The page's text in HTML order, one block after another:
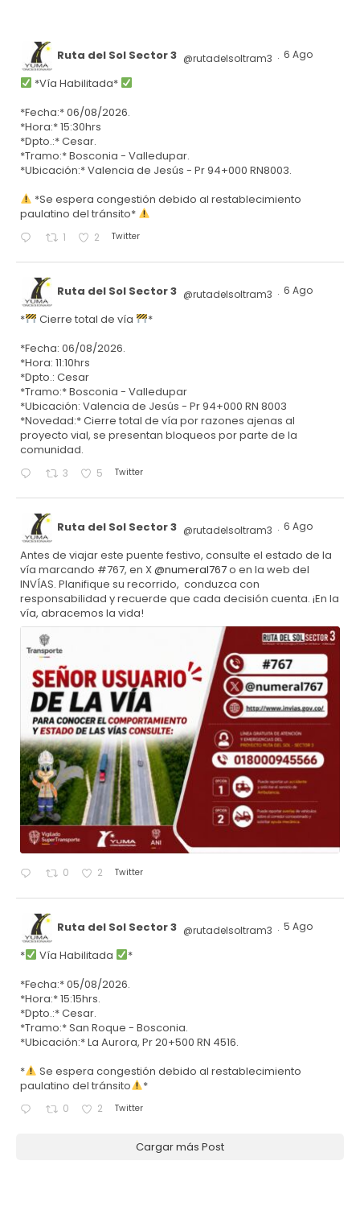
Ruta del Sol Sector 3 @rutadelsoltram3 · 6 Ago
*Vía Habilitada*
*Fecha:* 06/08/2026.
*Hora:* 15:30hrs
*Dpto.:* Cesar.
*Tramo:* Bosconia - Valledupar.
*Ubicación:* Valencia de Jesús - Pr 94+000 RN8003.
*Se espera congestión debido al restablecimiento
paulatino del tránsito*
1 2 Twitter
Ruta del Sol Sector 3 @rutadelsoltram3 · 6 Ago
* Cierre total de vía
*
*Fecha: 06/08/2026.
*Hora: 11:10hrs
*Dpto.: Cesar
*Tramo:* Bosconia - Valledupar
*Ubicación: Valencia de Jesús - Pr 94+000 RN 8003
*Novedad:* Cierre total de vía por razones ajenas al
proyecto vial, se presentan bloqueos por parte de la
comunidad.
3 5 Twitter
Ruta del Sol Sector 3 @rutadelsoltram3 · 6 Ago
Antes de viajar este puente festivo, consulte el estado de la
vía marcando #767, en X@numeral767o en la web del
INVÍAS. Planifique su recorrido, conduzca con
responsabilidad y recuerde que cada decisión cuenta. ¡En la
vía, abracemos la vida!
0 2 Twitter
Ruta del Sol Sector 3 @rutadelsoltram3 · 5 Ago
* Vía Habilitada
*
*Fecha:* 05/08/2026.
*Hora:* 15:15hrs.
*Dpto.:* Cesar.
*Tramo:* San Roque - Bosconia.
*Ubicación:* La Aurora, Pr 20+500 RN 4516.
*
Se espera congestión debido al restablecimiento
paulatino del tránsito
*
0 2 Twitter
Cargar más Post